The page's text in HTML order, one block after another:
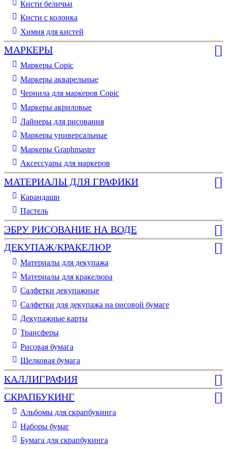
Кисти беличьи
Кисти с колонка
Химия для кистей
МАРКЕРЫ
Маркеры Copic
Маркеры акварельные
Чернила для маркеров Copic
Маркеры акриловые
Лайнеры для рисования
Маркеры универсальные
Маркеры Graphmaster
Аксессуары для маркеров
МАТЕРИАЛЫ ДЛЯ ГРАФИКИ
Карандаши
Пастель
ЭБРУ РИСОВАНИЕ НА ВОДЕ
ДЕКУПАЖ/КРАКЕЛЮР
Материалы для декупажа
Материалы для кракелюра
Cалфетки декупажные
Салфетки для декупажа на рисовой бумаге
Декупажные карты
Трансферы
Рисовая бумага
Шелковая бумага
КАЛЛИГРАФИЯ
СКРАПБУКИНГ
Альбомы для скрапбукинга
Наборы бумаг
Бумага для скрапбукинга